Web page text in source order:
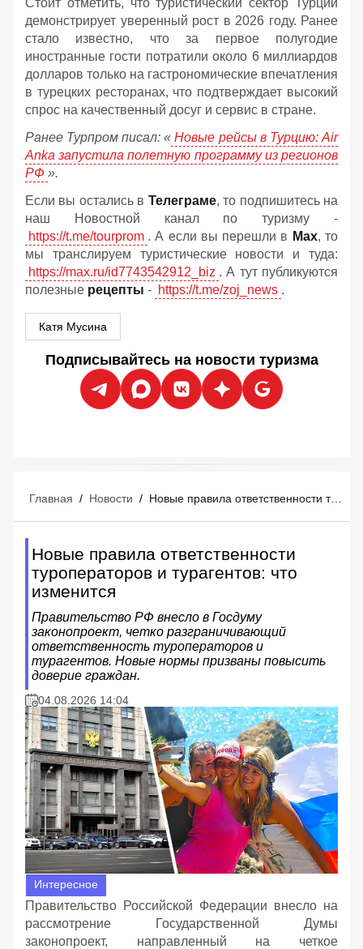
Стоит отметить, что туристический сектор Турции
демонстрирует уверенный рост в 2026 году. Ранее
стало известно, что за первое полугодие
иностранные гости потратили около 6 миллиардов
долларов только на гастрономические впечатления
в турецких ресторанах, что подтверждает высокий
спрос на качественный досуг и сервис в стране.
Ранее Турпром писал: « Новые рейсы в Турцию: Air
Anka запустила полетную программу из регионов
РФ ».
Если вы остались в Телеграме, то подпишитесь на
наш Новостной канал по туризму -
https://t.me/tourprom . А если вы перешли в Мах, то
мы транслируем туристические новости и туда:
https://max.ru/id7743542912_biz . А тут публикуются
полезные рецепты - https://t.me/zoj_news .
Катя Мусина
Подписывайтесь на новости туризма
Главная / Новости / Новые правила ответственности туроператоров и турагентов: что изменится
Новые правила ответственности
туроператоров и турагентов: что
изменится
Правительство РФ внесло в Госдуму
законопроект, четко разграничивающий
ответственность туроператоров и
турагентов. Новые нормы призваны повысить
доверие граждан.
04.08.2026 14:04
Интересное
Правительство Российской Федерации внесло на
рассмотрение Государственной Думы
законопроект, направленный на четкое